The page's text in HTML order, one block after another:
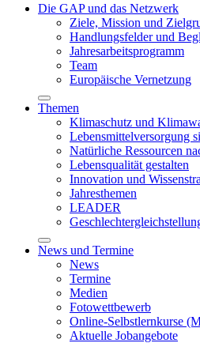
Die GAP und das Netzwerk
Ziele, Mission und
Handlungsfelder und
Jahresarbeitsprogramm
Team
Europäische Vernetzung
Themen
Klimaschutz und
Lebensmittelversorgung
Natürliche Ressourcen
Lebensqualität gestalten
Innovation und
Jahresthemen
LEADER
News und Termine
News
Termine
Medien
Fotowettbewerb
Online-Selbstlernkurse
Aktuelle Jobangebote